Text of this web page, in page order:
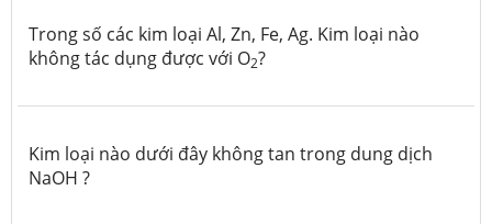
Trong số các kim loại Al, Zn, Fe, Ag. Kim loại nào
không tác dụng được với O2?
Kim loại nào dưới đây không tan trong dung dịch
NaOH ?